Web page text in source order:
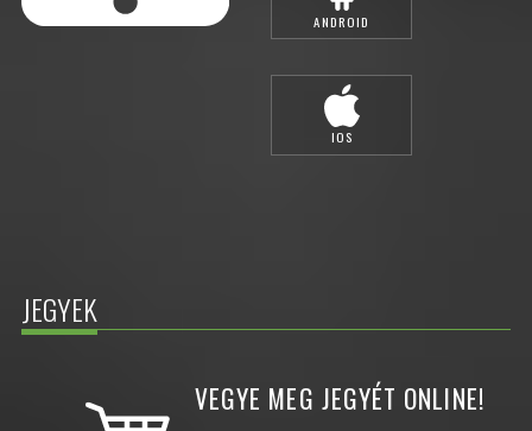
JEGYEK
VEGYE MEG JEGYÉT ONLINE!
ANDROID
IOS